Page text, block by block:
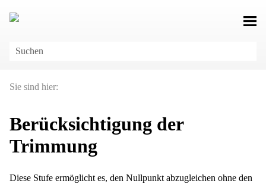
Sie sind hier:
Berücksichtigung der
Trimmung
Diese Stufe ermöglicht es, den Nullpunkt abzugleichen ohne den